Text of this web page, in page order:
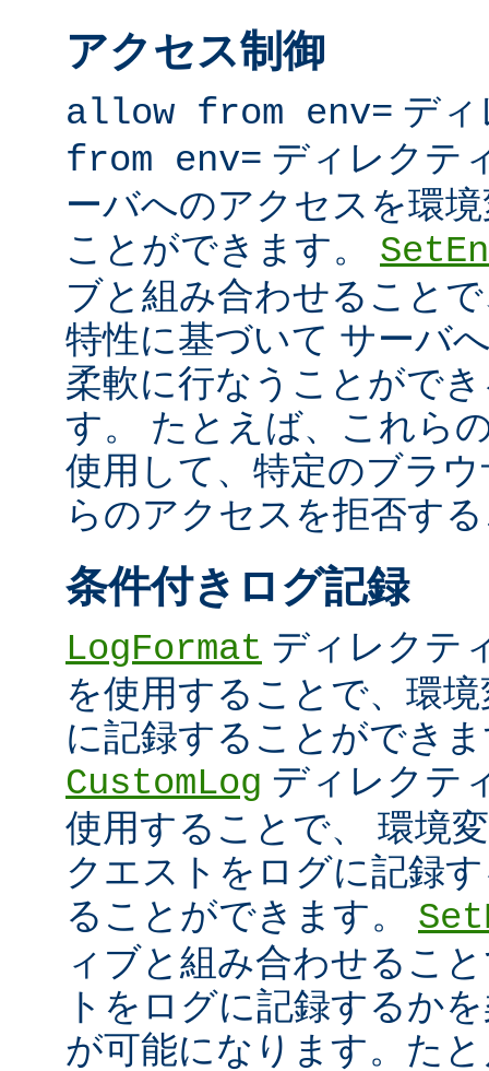
アクセス制御
allow from env= デ
from env= ディレクテ
ーバへのアクセスを環
ことができます。
ブと組み合わせること
特性に基づいて サーバ
柔軟に行なうことがで
す。 たとえば、これら
使用して、特定のブラ
らのアクセスを拒否す
条件付きログ記録
LogFormat ディレクテ
を使用することで、環
に記録することができ
CustomLog ディレクテ
使用することで、 環境
クエストをログに記録
ることができます。
ィブと組み合わせるこ
トをログに記録するか
が可能になります。た